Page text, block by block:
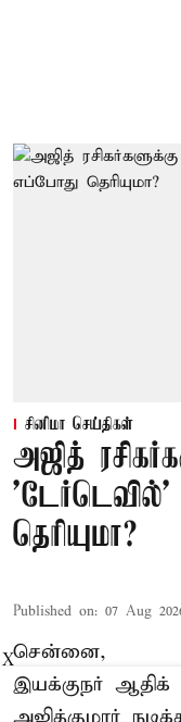
சினிமா செய்திகள்
அஜித்
'டேர்டெவில்'
தெரியுமா?
Published on: 07 Aug
சென்னை,
இயக்குநர் ஆதிக்
X